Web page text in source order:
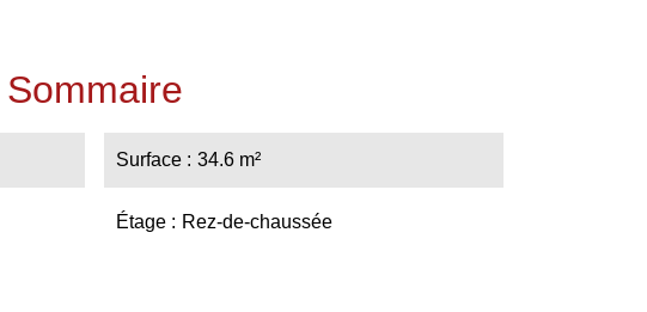
Sommaire
Surface 34.6 m²
Étage Rez-de-chaussée